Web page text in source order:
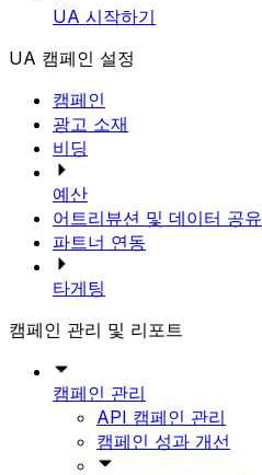
UA 시작하기
UA 캠페인 설정
캠페인
광고 소재
비딩
예산
어트리뷰션 및 데이터 공유
파트너 연동
타게팅
캠페인 관리 및 리포트
캠페인 관리
API 캠페인 관리
캠페인 성과 개선